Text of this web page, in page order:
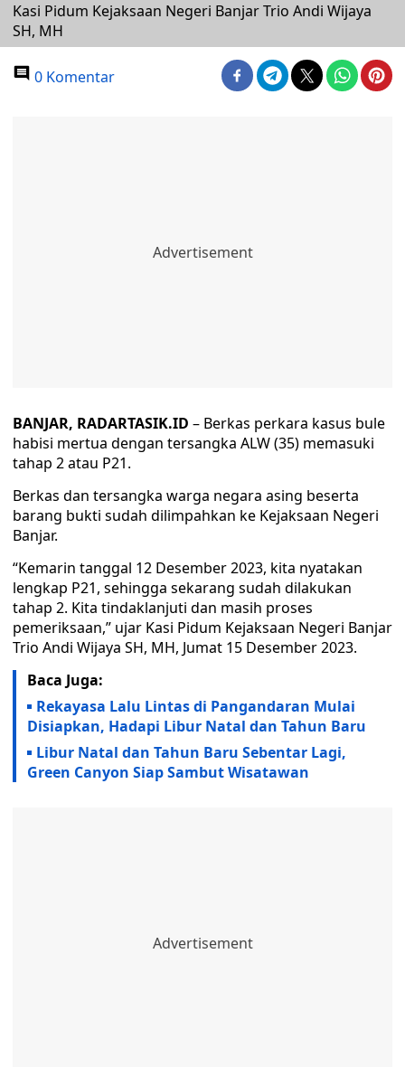
Kasi Pidum Kejaksaan Negeri Banjar Trio Andi Wijaya
SH, MH
0 Komentar
BANJAR, RADARTASIK.ID – Berkas perkara kasus bule
habisi mertua dengan tersangka ALW (35) memasuki
tahap 2 atau P21.
Berkas dan tersangka warga negara asing beserta
barang bukti sudah dilimpahkan ke Kejaksaan Negeri
Banjar.
“Kemarin tanggal 12 Desember 2023, kita nyatakan
lengkap P21, sehingga sekarang sudah dilakukan
tahap 2. Kita tindaklanjuti dan masih proses
pemeriksaan,” ujar Kasi Pidum Kejaksaan Negeri Banjar
Trio Andi Wijaya SH, MH, Jumat 15 Desember 2023.
Baca Juga:
Rekayasa Lalu Lintas di Pangandaran Mulai
Disiapkan, Hadapi Libur Natal dan Tahun Baru
Libur Natal dan Tahun Baru Sebentar Lagi,
Green Canyon Siap Sambut Wisatawan